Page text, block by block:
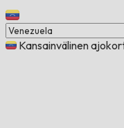
Kansainvälinen